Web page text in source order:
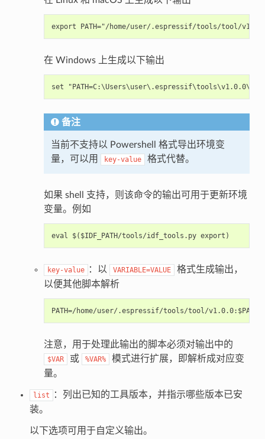
在 Windows 上生成以下输出
备注
当前不支持以 Powershell 格式导出环境变
量，可以用
key-value 格式代替。
如果 shell 支持，则该命令的输出可用于更新环境
变量。例如
key-value ：以 VARIABLE=VALUE
格式生成输出，
以便其他脚本解析
注意，用于处理此输出的脚本必须对输出中的
$VAR 或 %VAR%
模式进行扩展，即解析成对应变
量。
list
：列出已知的工具版本，并指示哪些版本已安
装。
以下选项可用于自定义输出。